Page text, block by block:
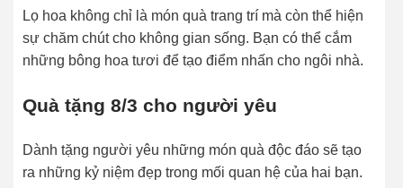
Lọ hoa không chỉ là món quà trang trí mà còn thể hiện
sự chăm chút cho không gian sống. Bạn có thể cắm
những bông hoa tươi để tạo điểm nhấn cho ngôi nhà.
Quà tặng 8/3 cho người yêu
Dành tặng người yêu những món quà độc đáo sẽ tạo
ra những kỷ niệm đẹp trong mối quan hệ của hai bạn.